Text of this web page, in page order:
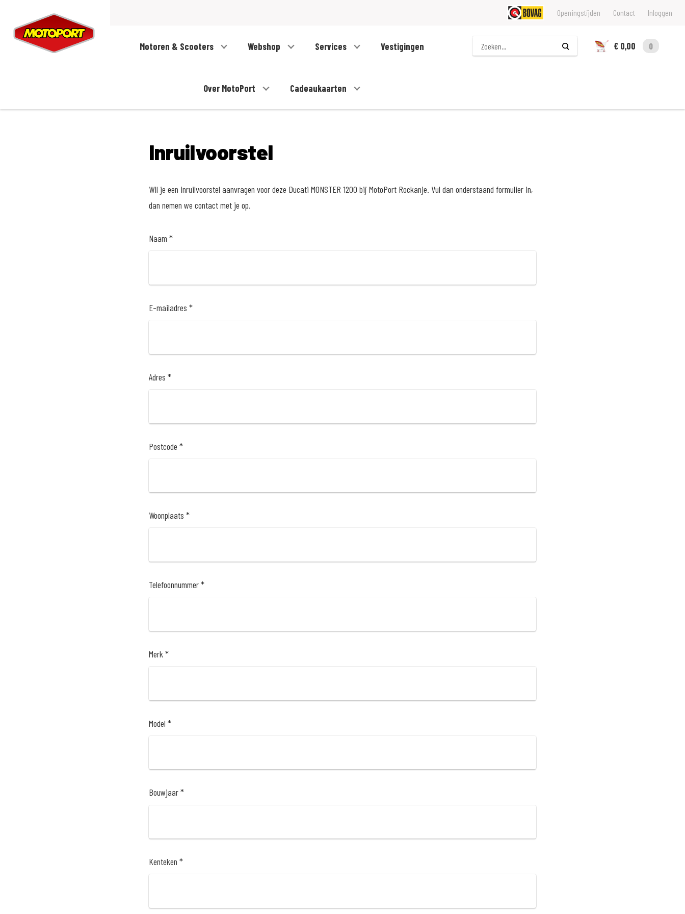
Openingstijden Contact Inloggen
Motoren & Scooters Webshop Services Vestigingen
Over MotoPort Cadeaukaarten
Zoeken
€ 0,00
0
Inruilvoorstel
Wil je een inruilvoorstel aanvragen voor deze Ducati MONSTER 1200 bij MotoPort Rockanje. Vul dan onderstaand formulier in,
dan nemen we contact met je op.
Naam *
E-mailadres *
Adres *
Postcode *
Woonplaats *
Telefoonnummer *
Merk *
Model *
Bouwjaar *
Kenteken *